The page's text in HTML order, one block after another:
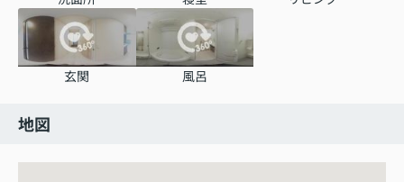
玄関 風呂
地図